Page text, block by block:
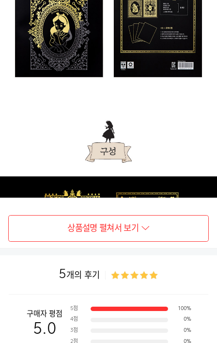
상품설명 펼쳐서 보기
5개의 후기
구매자 평점
5.0
5점 100%
4점 0%
3점 0%
2점 0%